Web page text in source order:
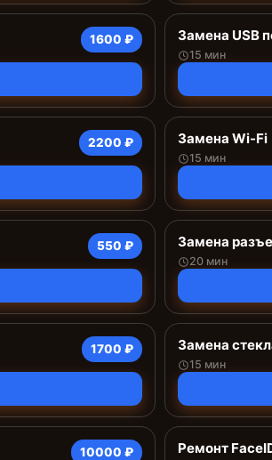
1600 ₽ Замена USB
15 мин
2200 ₽ Замена Wi-Fi
15 мин
550 ₽ Замена
20 мин
1700 ₽ Замена
15 мин
10000 ₽ Ремонт